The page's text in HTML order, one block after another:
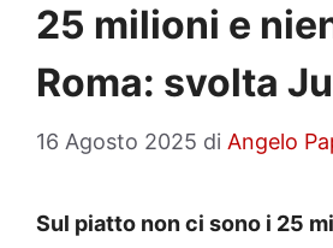
25 milioni e
Roma: svolta
16 Agosto 2025 di Angelo
Sul piatto non ci sono i 25